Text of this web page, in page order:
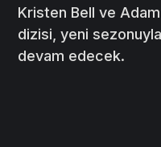
Kristen Bell ve
dizisi, yeni
devam edecek.